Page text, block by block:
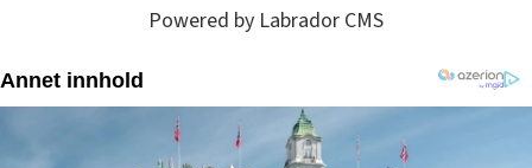
Powered by Labrador CMS